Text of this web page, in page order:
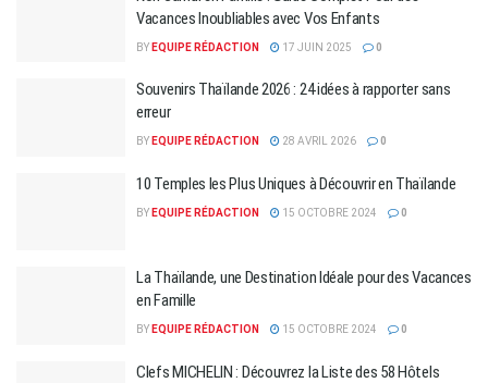
Vacances Inoubliables avec Vos Enfants
BY EQUIPE RÉDACTION 17 JUIN 2025 0
Souvenirs Thaïlande 2026 : 24 idées à rapporter sans
erreur
BY EQUIPE RÉDACTION 28 AVRIL 2026 0
10 Temples les Plus Uniques à Découvrir en Thaïlande
BY EQUIPE RÉDACTION 15 OCTOBRE 2024 0
La Thaïlande, une Destination Idéale pour des Vacances
en Famille
BY EQUIPE RÉDACTION 15 OCTOBRE 2024 0
Clefs MICHELIN : Découvrez la Liste des 58 Hôtels